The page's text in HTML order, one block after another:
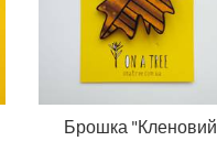
Брошка "Кленовий